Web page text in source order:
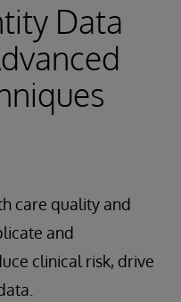
Data
care quality and
and
clinical risk, drive